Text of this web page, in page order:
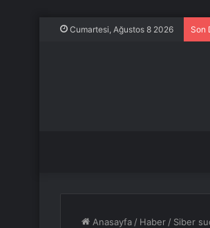
Cumartesi, Ağustos 8 2026 Son
Anasayfa / Haber / Siber